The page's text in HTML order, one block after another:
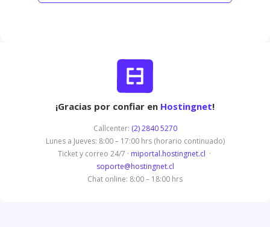
¡Gracias por confiar en Hostingnet!
Callcenter: (2) 2840 5270
Lunes a Jueves: 8:00 – 17:00 hrs (horario continuado)
Ticket y correo 24/7 · miportal.hostingnet.cl ·
soporte@hostingnet.cl
Chat online: 8:00 – 18:00 hrs